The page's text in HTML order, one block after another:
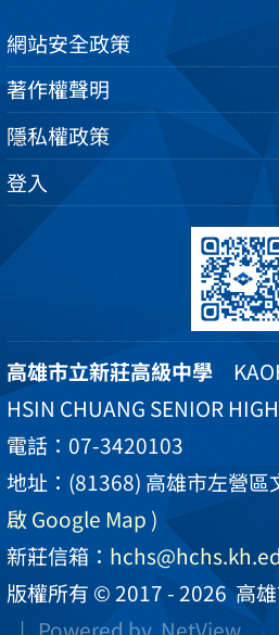
網站安全政策
著作權聲明
隱私權政策
登入
高雄市立新莊高級中學
HSIN CHUANG SENIOR
電話：07-3420103
地址：(81368) 高雄市左營區
啟 Google Map )
新莊信箱：
版權所有 © 2017 - 2026高雄